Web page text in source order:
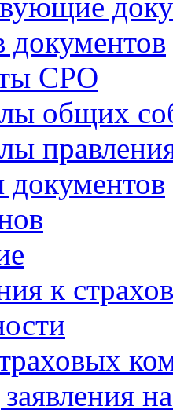
документов
СРО
общих
к